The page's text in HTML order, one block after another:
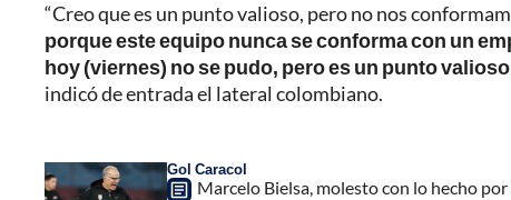
“Creo que es un punto valioso, pero no nos
porque este equipo nunca se conforma con un
hoy (viernes) no se pudo, pero es un punto
indicó de entrada el lateral colombiano.
Gol Caracol
Marcelo Bielsa, molesto con lo hecho